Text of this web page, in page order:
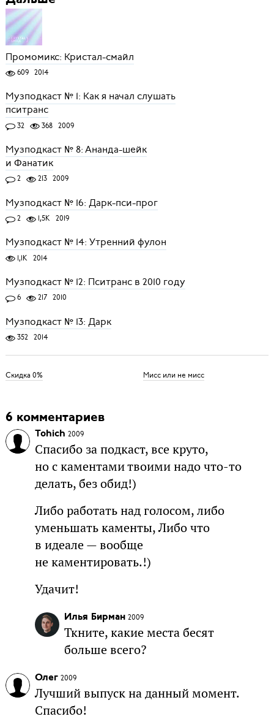
Промомикс: Кристал-смайл
609 2014
Музподкаст № 1: Как я начал слушать
пситранс
32 368 2009
Музподкаст № 8: Ананда-шейк
и Фанатик
2 213 2009
Музподкаст № 16: Дарк-пси-прог
2 1,5K 2019
Музподкаст № 14: Утренний фулон
1,1K 2014
Музподкаст № 12: Пситранс в 2010 году
6 217 2010
Музподкаст № 13: Дарк
352 2014
Скидка 0% Мисс или не мисс
6 комментариев
Tohich 2009
Спасибо за подкаст, все круто,
но с каментами твоими надо что-то
делать, без обид!)
Либо работать над голосом, либо
уменьшать каменты, Либо что
в идеале — вообще
не каментировать.!)
Удачит!
Илья Бирман 2009
Ткните, какие места бесят
больше всего?
Олег 2009
Лучший выпуск на данный момент.
Спасибо!